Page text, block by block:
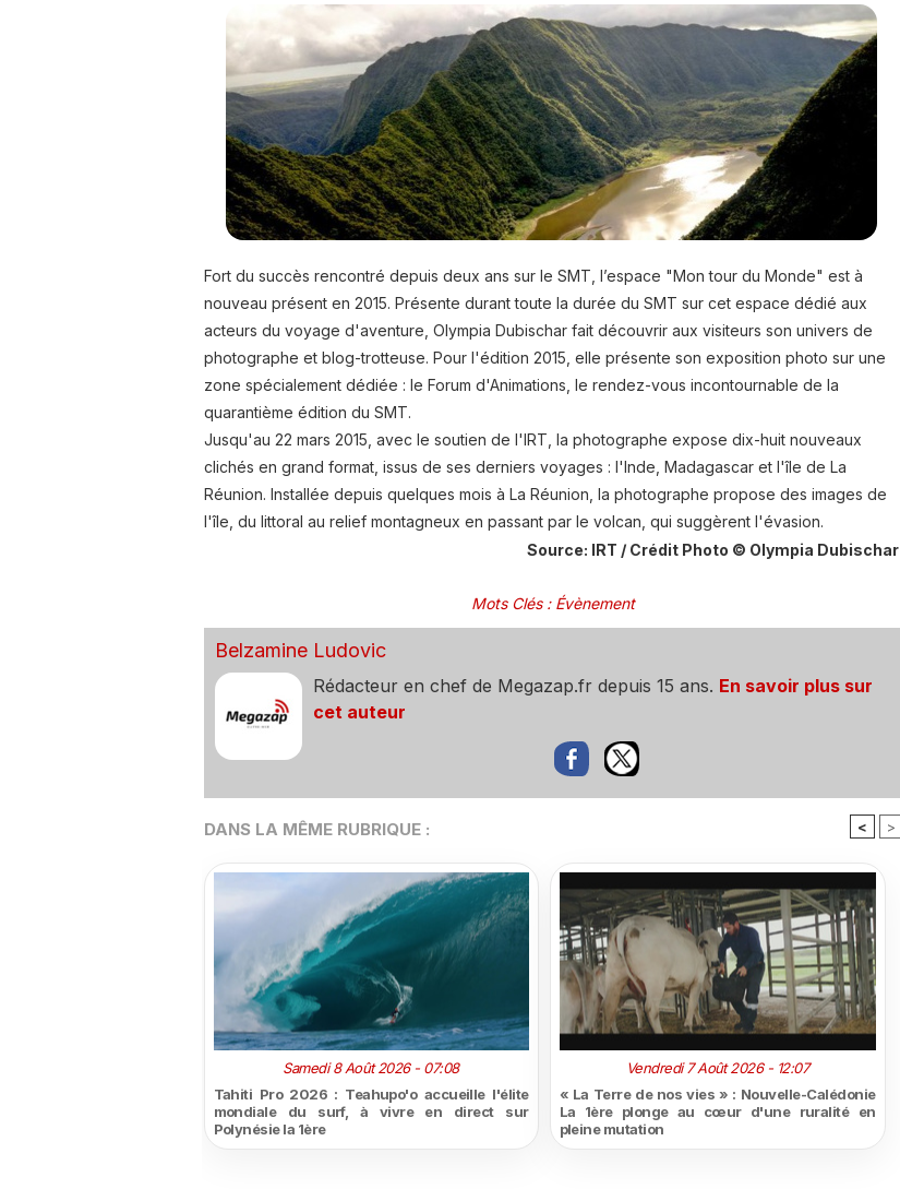
Fort du succès rencontré depuis deux ans sur le SMT, l’espace "Mon tour du Monde" est à
nouveau présent en 2015. Présente durant toute la durée du SMT sur cet espace dédié aux
acteurs du voyage d'aventure, Olympia Dubischar fait découvrir aux visiteurs son univers de
photographe et blog-trotteuse. Pour l'édition 2015, elle présente son exposition photo sur une
zone spécialement dédiée : le Forum d'Animations, le rendez-vous incontournable de la
quarantième édition du SMT.
Jusqu'au 22 mars 2015, avec le soutien de l'IRT, la photographe expose dix-huit nouveaux
clichés en grand format, issus de ses derniers voyages : l'Inde, Madagascar et l'île de La
Réunion. Installée depuis quelques mois à La Réunion, la photographe propose des images de
l'île, du littoral au relief montagneux en passant par le volcan, qui suggèrent l'évasion.
Source: IRT / Crédit Photo © Olympia Dubischar
Mots Clés: Évènement
Belzamine Ludovic
Rédacteur en chef de Megazap.fr depuis 15 ans. En savoir plus sur
cet auteur
DANS LA MÊME RUBRIQUE : < >
Samedi 8 Août 2026 - 07:08
Tahiti Pro 2026 : Teahupo'o accueille l'élite
mondiale du surf, à vivre en direct sur
Polynésie la 1ère
Vendredi 7 Août 2026 - 12:07
« La Terre de nos vies » : Nouvelle-Calédonie
La 1ère plonge au cœur d'une ruralité en
pleine mutation